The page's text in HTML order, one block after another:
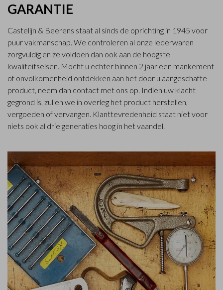
GARANTIE
Castelijn & Beerens staat al sinds de oprichting in 1945 voor
puur vakmanschap. We controleren al onze lederwaren
zorgvuldig en ze voldoen dan ook aan de hoogste
kwaliteitseisen. Mocht u echter binnen 2 jaar een mankement
of onvolkomenheid ontdekken aan het door u aangeschafte
product, neem dan contact met ons op. Indien uw klacht
gegrond is, zullen we in overleg het product herstellen,
vergoeden of vervangen. Klanttevredenheid staat niet voor
niets ook al drie generaties hoog in het vaandel.